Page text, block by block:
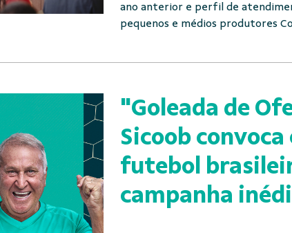
ano anterior e perfil de
pequenos e médios produtores
"Goleada de
Sicoob
futebol
campanha